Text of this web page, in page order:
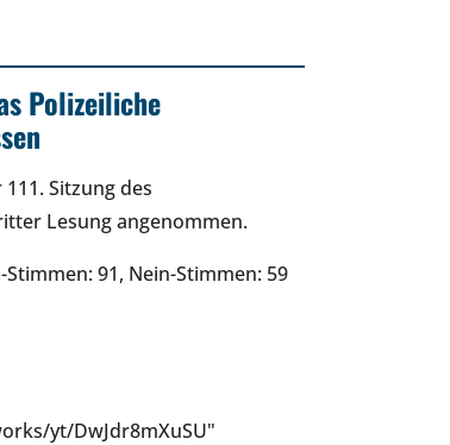
Polizeiliche
Sitzung des
Lesung angenommen.
91, Nein-Stimmen: 59
yt/DwJdr8mXuSU"